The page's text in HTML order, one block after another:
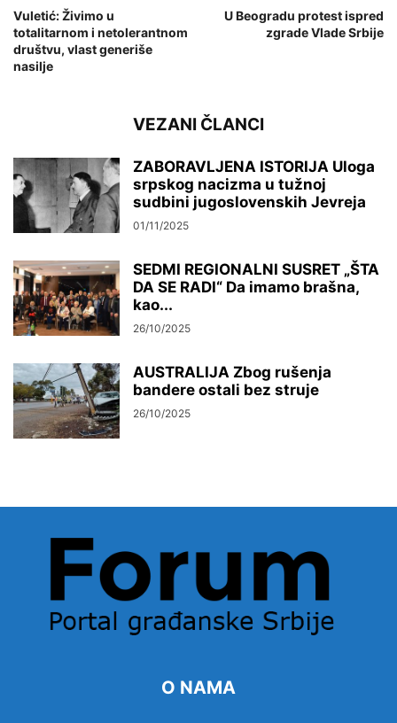
Vuletić: Živimo u
totalitarnom i netolerantnom
društvu, vlast generiše
nasilje
U Beogradu protest ispred
zgrade Vlade Srbije
VEZANI ČLANCI
ZABORAVLJENA ISTORIJA Uloga
srpskog nacizma u tužnoj
sudbini jugoslovenskih Jevreja
01/11/2025
SEDMI REGIONALNI SUSRET „ŠTA
DA SE RADI“ Da imamo brašna,
kao...
26/10/2025
AUSTRALIJA Zbog rušenja
bandere ostali bez struje
26/10/2025
O NAMA